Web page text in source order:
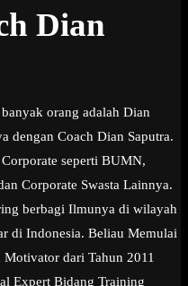
Dian
orang adalah Dian
dengan Coach Dian Saputra.
seperti BUMN,
Corporate Swasta Lainnya.
berbagi Ilmunya di wilayah
di Indonesia. Beliau Memulai
dari Tahun 2011
Expert Bidang Training